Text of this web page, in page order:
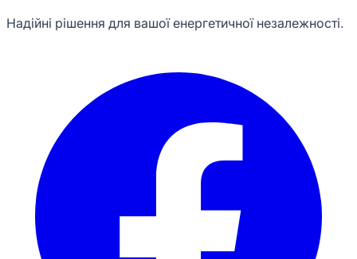
Надійні рішення для вашої енергетичної незалежності.